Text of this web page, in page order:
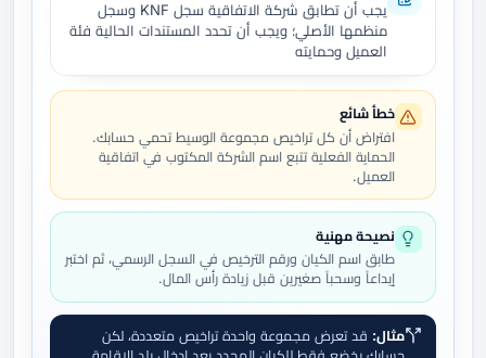
يجب أن تطابق شركة الاتفاقية سجل KNF وسجل
منظمها الأصلي؛ ويجب أن تحدد المستندات الحالية فئة
العميل وحمايته
خطأ شائع
افتراض أن كل تراخيص مجموعة الوسيط تحمي حسابك.
الحماية الفعلية تتبع اسم الشركة المكتوب في اتفاقية
العميل.
نصيحة مهنية
طابق اسم الكيان ورقم الترخيص في السجل الرسمي، ثم اختبر
إيداعاً وسحباً صغيرين قبل زيادة رأس المال.
مثال: قد تعرض مجموعة واحدة تراخيص متعددة، لكن